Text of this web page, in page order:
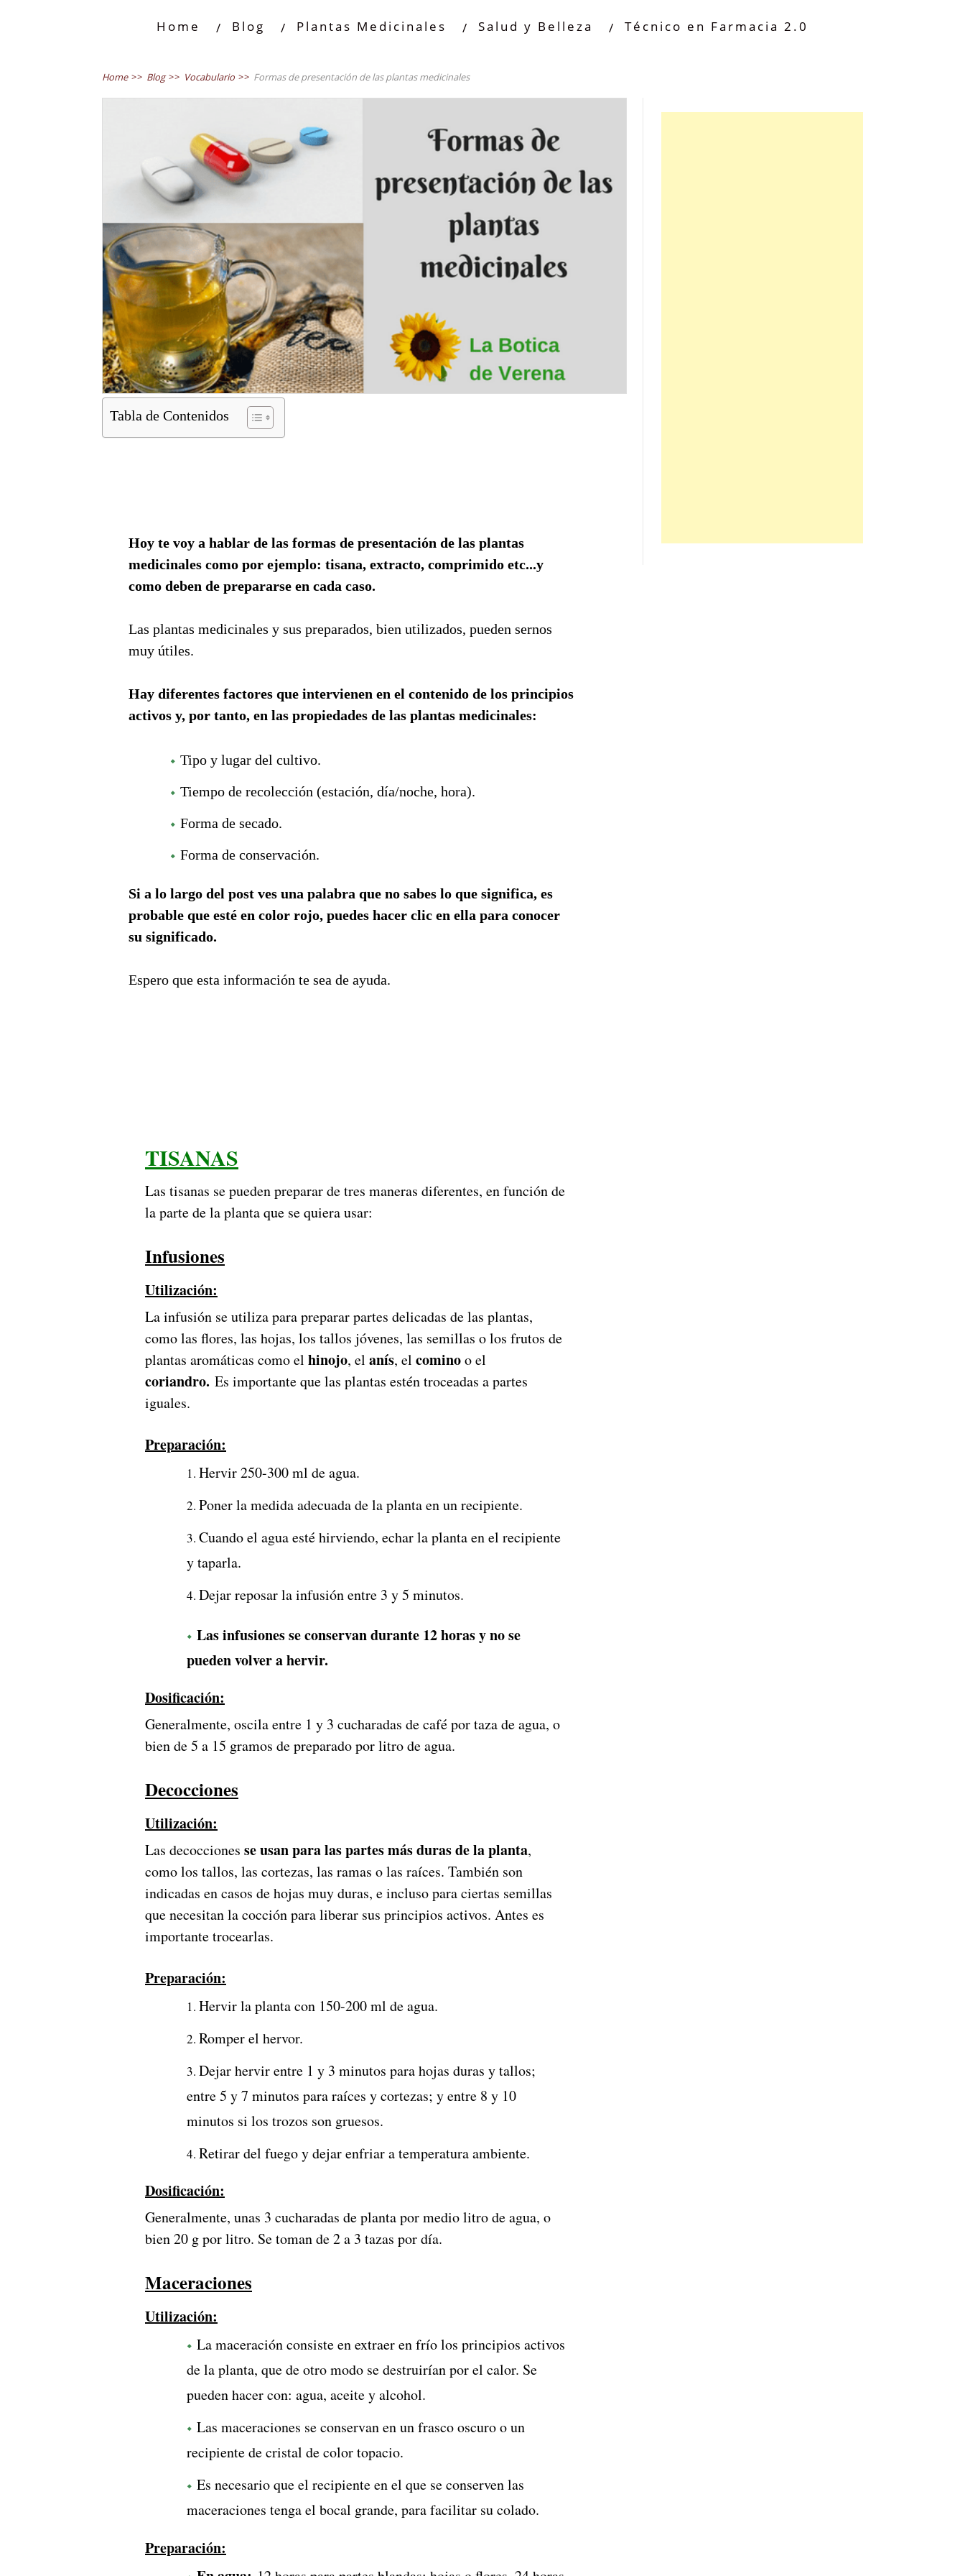
Home Blog Plantas Medicinales Salud y Belleza Técnico en Farmacia 2.0
Home >> Blog >> Vocabulario >> Formas de presentación de las plantas medicinales
Tabla de Contenidos
Hoy te voy a hablar de las formas de presentación de las plantas
medicinales como por ejemplo: tisana, extracto, comprimido etc...y
como deben de prepararse en cada caso.
Las plantas medicinales y sus preparados, bien utilizados, pueden sernos
muy útiles.
Hay diferentes factores que intervienen en el contenido de los principios
activos y, por tanto, en las propiedades de las plantas medicinales:
Tipo y lugar del cultivo.
Tiempo de recolección (estación, día/noche, hora).
Forma de secado.
Forma de conservación.
Si a lo largo del post ves una palabra que no sabes lo que significa, es
probable que esté en color rojo, puedes hacer clic en ella para conocer
su significado.
Espero que esta información te sea de ayuda.
TISANAS
Las tisanas se pueden preparar de tres maneras diferentes, en función de
la parte de la planta que se quiera usar:
Infusiones
Utilización:
La infusión se utiliza para preparar partes delicadas de las plantas,
como las flores, las hojas, los tallos jóvenes, las semillas o los frutos de
plantas aromáticas como el hinojo, el anís, el cominoo el
coriandro. Es importante que las plantas estén troceadas a partes
iguales.
Preparación:
Hervir 250-300 ml de agua.
Poner la medida adecuada de la planta en un recipiente.
Cuando el agua esté hirviendo, echar la planta en el recipiente
y taparla.
Dejar reposar la infusión entre 3 y 5 minutos.
Las infusiones se conservan durante 12 horas y no se
pueden volver a hervir.
Dosificación:
Generalmente, oscila entre 1 y 3 cucharadas de café por taza de agua, o
bien de 5 a 15 gramos de preparado por litro de agua.
Decocciones
Utilización:
Las decocciones se usan para las partes más duras de la planta,
como los tallos, las cortezas, las ramas o las raíces. También son
indicadas en casos de hojas muy duras, e incluso para ciertas semillas
que necesitan la cocción para liberar sus principios activos. Antes es
importante trocearlas.
Preparación:
Hervir la planta con 150-200 ml de agua.
Romper el hervor.
Dejar hervir entre 1 y 3 minutos para hojas duras y tallos;
entre 5 y 7 minutos para raíces y cortezas; y entre 8 y 10
minutos si los trozos son gruesos.
Retirar del fuego y dejar enfriar a temperatura ambiente.
Dosificación:
Generalmente, unas 3 cucharadas de planta por medio litro de agua, o
bien 20 g por litro. Se toman de 2 a 3 tazas por día.
Maceraciones
Utilización:
La maceración consiste en extraer en frío los principios activos
de la planta, que de otro modo se destruirían por el calor. Se
pueden hacer con: agua, aceite y alcohol.
Las maceraciones se conservan en un frasco oscuro o un
recipiente de cristal de color topacio.
Es necesario que el recipiente en el que se conserven las
maceraciones tenga el bocal grande, para facilitar su colado.
Preparación: